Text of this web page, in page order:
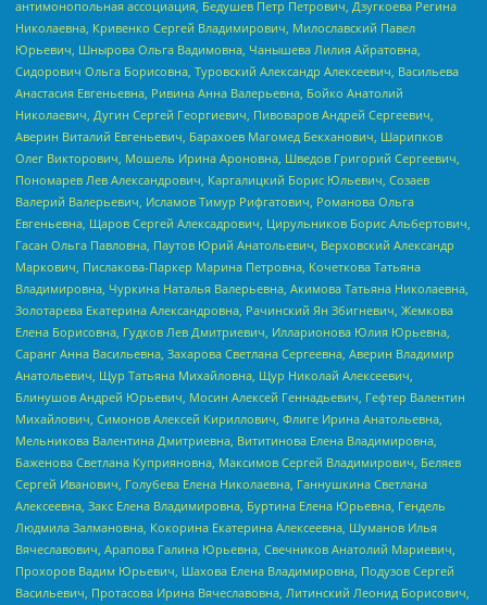
антимонопольная ассоциация, Бедушев Петр Петрович, Дзугкоева Регина
Николаевна, Кривенко Сергей Владимирович, Милославский Павел
Юрьевич, Шнырова Ольга Вадимовна, Чанышева Лилия Айратовна,
Сидорович Ольга Борисовна, Туровский Александр Алексеевич, Васильева
Анастасия Евгеньевна, Ривина Анна Валерьевна, Бойко Анатолий
Николаевич, Дугин Сергей Георгиевич, Пивоваров Андрей Сергеевич,
Аверин Виталий Евгеньевич, Барахоев Магомед Бекханович, Шарипков
Олег Викторович, Мошель Ирина Ароновна, Шведов Григорий Сергеевич,
Пономарев Лев Александрович, Каргалицкий Борис Юльевич, Созаев
Валерий Валерьевич, Исламов Тимур Рифгатович, Романова Ольга
Евгеньевна, Щаров Сергей Алексадрович, Цирульников Борис Альбертович,
Гасан Ольга Павловна, Паутов Юрий Анатольевич, Верховский Александр
Маркович, Пислакова-Паркер Марина Петровна, Кочеткова Татьяна
Владимировна, Чуркина Наталья Валерьевна, Акимова Татьяна Николаевна,
Золотарева Екатерина Александровна, Рачинский Ян Збигневич, Жемкова
Елена Борисовна, Гудков Лев Дмитриевич, Илларионова Юлия Юрьевна,
Саранг Анна Васильевна, Захарова Светлана Сергеевна, Аверин Владимир
Анатольевич, Щур Татьяна Михайловна, Щур Николай Алексеевич,
Блинушов Андрей Юрьевич, Мосин Алексей Геннадьевич, Гефтер Валентин
Михайлович, Симонов Алексей Кириллович, Флиге Ирина Анатольевна,
Мельникова Валентина Дмитриевна, Вититинова Елена Владимировна,
Баженова Светлана Куприяновна, Максимов Сергей Владимирович, Беляев
Сергей Иванович, Голубева Елена Николаевна, Ганнушкина Светлана
Алексеевна, Закс Елена Владимировна, Буртина Елена Юрьевна, Гендель
Людмила Залмановна, Кокорина Екатерина Алексеевна, Шуманов Илья
Вячеславович, Арапова Галина Юрьевна, Свечников Анатолий Мариевич,
Прохоров Вадим Юрьевич, Шахова Елена Владимировна, Подузов Сергей
Васильевич, Протасова Ирина Вячеславовна, Литинский Леонид Борисович,